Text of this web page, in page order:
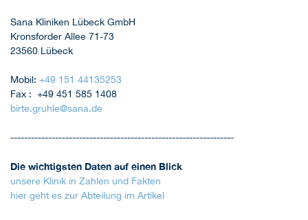
Sana Kliniken Lübeck GmbH
Kronsforder Allee 71-73
23560 Lübeck
Mobil: +49 151 44135253
Fax : +49 451 585 1408
birte.gruhle@sana.de
-----------------------------------------------------------------
Die wichtigsten Daten auf einen Blick
unsere Klinik in Zahlen und Fakten
hier geht es zur Abteilung im Artikel